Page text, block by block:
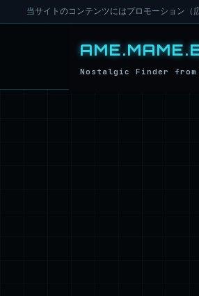
当サイトのコンテンツにはプロモーション（